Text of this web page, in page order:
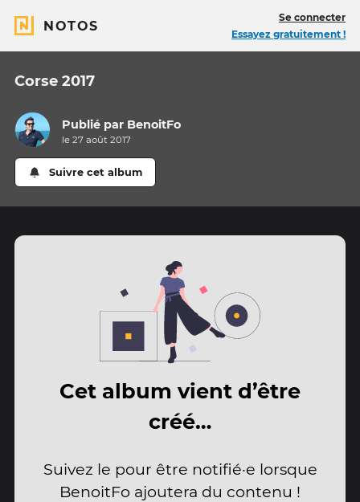
NOTOS
Se connecter
Essayez gratuitement !
Corse 2017
Publié par BenoitFo
le 27 août 2017
Suivre cet album
Cet album vient d’être
créé…
Suivez le pour être notifié·e lorsque
BenoitFo ajoutera du contenu !